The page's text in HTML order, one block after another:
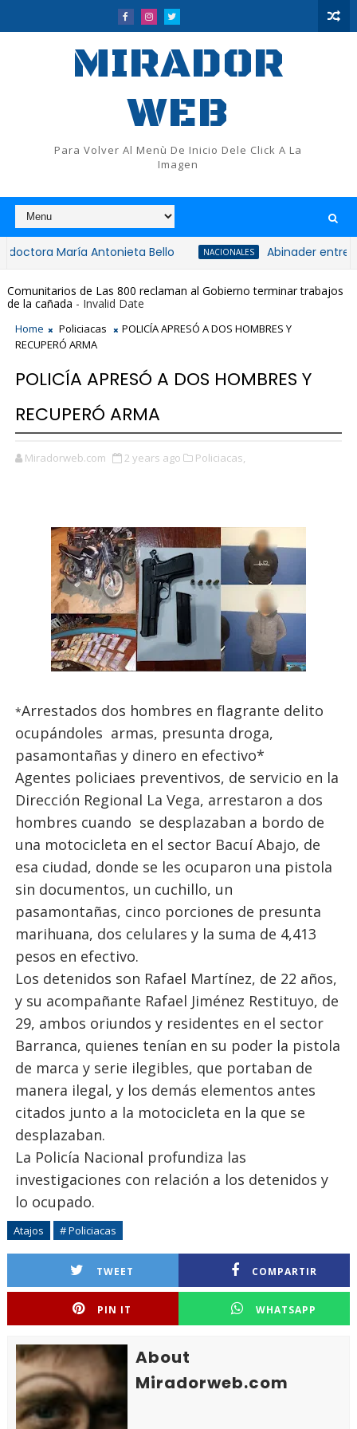
MIRADOR
WEB
Para Volver Al Menù De Inicio Dele Click A La
Imagen
Antonieta Bello NACIONALES Abinader entrega 1,500
Comunitarios de Las 800 reclaman al Gobierno terminar trabajos
de la cañada - Invalid Date
Home Policiacas
POLICÍA APRESÓ A DOS HOMBRES Y
RECUPERÓ ARMA
POLICÍA APRESÓ A DOS HOMBRES Y
RECUPERÓ ARMA
Miradorweb.com 2 years ago Policiacas,
*Arrestados dos hombres en flagrante delito
ocupándoles armas, presunta droga,
pasamontañas y dinero en efectivo*
Agentes policiaes preventivos, de servicio en la
Dirección Regional La Vega, arrestaron a dos
hombres cuando se desplazaban a bordo de
una motocicleta en el sector Bacuí Abajo, de
esa ciudad, donde se les ocuparon una pistola
sin documentos, un cuchillo, un
pasamontañas, cinco porciones de presunta
marihuana, dos celulares y la suma de 4,413
pesos en efectivo.
Los detenidos son Rafael Martínez, de 22 años,
y su acompañante Rafael Jiménez Restituyo, de
29, ambos oriundos y residentes en el sector
Barranca, quienes tenían en su poder la pistola
de marca y serie ilegibles, que portaban de
manera ilegal, y los demás elementos antes
citados junto a la motocicleta en la que se
desplazaban.
La Policía Nacional profundiza las
investigaciones con relación a los detenidos y
lo ocupado.
Atajos # Policiacas
TWEET COMPARTIR
PIN IT WHATSAPP
About
Miradorweb.com